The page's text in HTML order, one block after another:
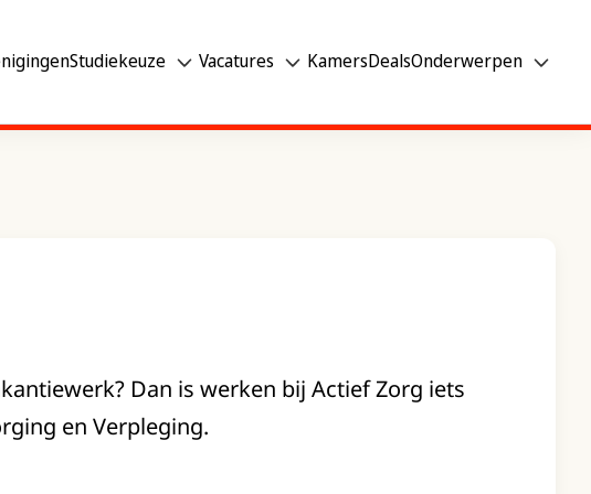
Studiekeuze Vacatures KamersDealsOnderwerpen
Dan is werken bij Actief Zorg iets
en Verpleging.